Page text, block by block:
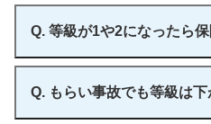
されません。等級情報は保険会
い等級も悪い等級も、どこに行
故を起こしたから他社に変えよ
Q. 等級が1や2になったら
入れます。ただし保険料は基準
等級だと+64%の割増です。当
Q. もらい事故でも等級は下